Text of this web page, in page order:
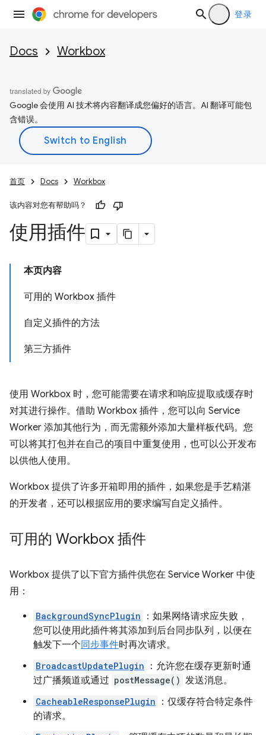
登录
Docs Workbox
Google 会使用 AI 技术将内容翻译成您偏好的语言。AI 翻译可能包
含错误。
首页 Docs Workbox
该内容对您有帮助吗？
使用插件
本页内容
可用的 Workbox 插件
自定义插件的方法
第三方插件
使用 Workbox 时，您可能需要在请求和响应提取或缓存时
对其进行操作。借助 Workbox 插件，您可以向 Service
Worker 添加其他行为，而无需额外添加大量样板代码。您
可以将其打包并在自己的项目中重复使用，也可以公开发布
以供他人使用。
Workbox 提供了许多开箱即用的插件，如果您是手艺精湛
的开发者，还可以根据应用的要求编写自定义插件。
可用的 Workbox 插件
Workbox 提供了以下官方插件供您在 Service Worker 中使
用：
BackgroundSyncPlugin
：如果网络请求应失败，
您可以使用此插件将其添加到后台同步队列，以便在
触发下一个同步事件时再次请求。
BroadcastUpdatePlugin
：允许您在缓存更新时通
过广播频道或通过 postMessage() 发送消息。
CacheableResponsePlugin
：仅缓存符合特定条件
的请求。